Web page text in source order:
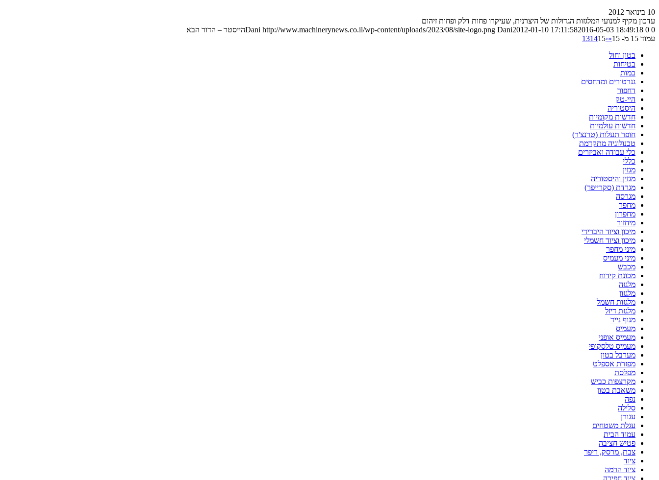
10 בינואר 2012
עדכון מקיף למנועי המלגזות הגדולות של היצרנית, שעיקרו פחות דלק ופחות זיהום
0
0
Dani http://www.machinerynews.co.il/wp-content/uploads/2023/08/site-logo.png Dani2012-01-10 17:11:582016-05-03 18:49:18
הייסטר – הדור הבא
עמוד 15 מ- 15
«
‹
131415
בטון וחול
בטיחות
במות
גנרטורים ומדחסים
דחפור
היי-טק
היסטוריה
חדשות מקומיות
חדשות עולמיות
חופר תעלות (טרנצ'ר)
טכנולוגיה מתקדמת
כלי עבודה ואביזרים
כללי
מגזין
מגזין והיסטוריה
מגרדת (סקרייפר)
מגרסה
מחפר
מחפרון
מיחזור
מיכון וציוד היברידי
מיכון וציוד חשמלי
מיני מחפר
מיני מעמיס
מכבש
מכונת קידוח
מלגזה
מלגזון
מלגזות חשמל
מלגזת דיזל
מנוף נייד
מעמיס
מעמיס אופני
מעמיס טלסקופי
מערבל בטון
מפזרת אספלט
מפלסת
מקרצפות כביש
משאבת בטון
נפה
סלילה
עגורן
עגלת משטחים
עמוד הבית
פטיש חציבה
צבת, מרסק, ריפר
ציוד
ציוד הרמה